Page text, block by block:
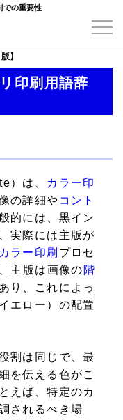
での重要性
】
印刷用語辞
）は、
カラー印
の詳細や コント
的には、黒イン
実際には主版が
カラー印刷 プロセ
主版は画像の 階
り、これによっ
エロー）の配置
割は同じで、最
を伝える色がこ
えば、特定のカ
されるべき場